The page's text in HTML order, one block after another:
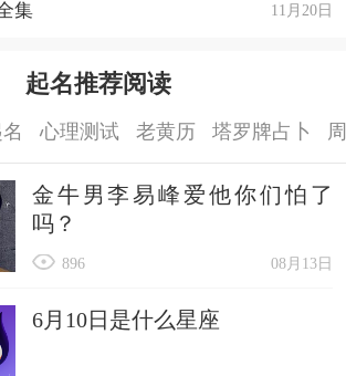
意星星的光辉，象征着璀璨与成
11月20日
集
起名推荐阅读
心理测试 老黄历 塔罗牌占卜
金牛男李易峰爱他你们怕了
吗？
08月13日
896
6月10日是什么星座